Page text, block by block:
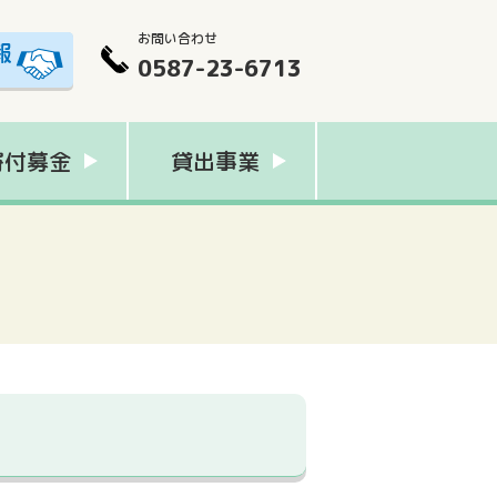
お問い合わせ
0587-23-6713
募金 貸出事業